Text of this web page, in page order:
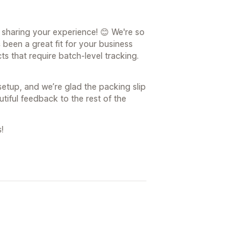
your experience! 😊 We're so
a great fit for your business
that require batch-level tracking.
and we’re glad the packing slip
feedback to the rest of the